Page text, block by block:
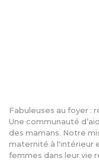
Fabuleuses au foyer :
Une communauté
des mamans. Notre
maternité à l'intérieur
femmes dans leur vie